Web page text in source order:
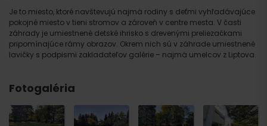
Je to miesto, ktoré navštevujú najmä rodiny s deťmi vyhľadávajúce
pokojné miesto v tieni stromov a zároveň v centre mesta. V časti
záhrady je umiestnené detské ihrisko s drevenými preliezačkami
pripomínajúce rámy obrazov. Okrem nich sú v záhrade umiestnené
lavičky s podpismi zakladateľov galérie – najmä umelcov z Liptova.
Fotogaléria